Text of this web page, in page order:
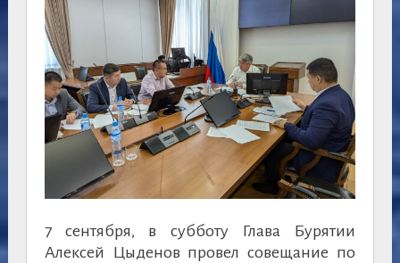
7 сентября, в субботу Глава Бурятии
Алексей Цыденов провел совещание по